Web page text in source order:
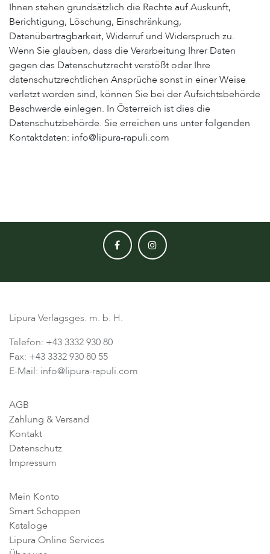
Ihnen stehen grundsätzlich die Rechte auf Auskunft,
Berichtigung, Löschung, Einschränkung,
Datenübertragbarkeit, Widerruf und Widerspruch zu.
Wenn Sie glauben, dass die Verarbeitung Ihrer Daten
gegen das Datenschutzrecht verstößt oder Ihre
datenschutzrechtlichen Ansprüche sonst in einer Weise
verletzt worden sind, können Sie bei der Aufsichtsbehörde
Beschwerde einlegen. In Österreich ist dies die
Datenschutzbehörde. Sie erreichen uns unter folgenden
Kontaktdaten: info@lipura-rapuli.com
Lipura Verlagsges. m. b. H.
Telefon: +43 3332 930 80
Fax: +43 3332 930 80 55
E-Mail: info@lipura-rapuli.com
AGB
Zahlung & Versand
Kontakt
Datenschutz
Impressum
Mein Konto
Smart Schoppen
Kataloge
Lipura Online Services